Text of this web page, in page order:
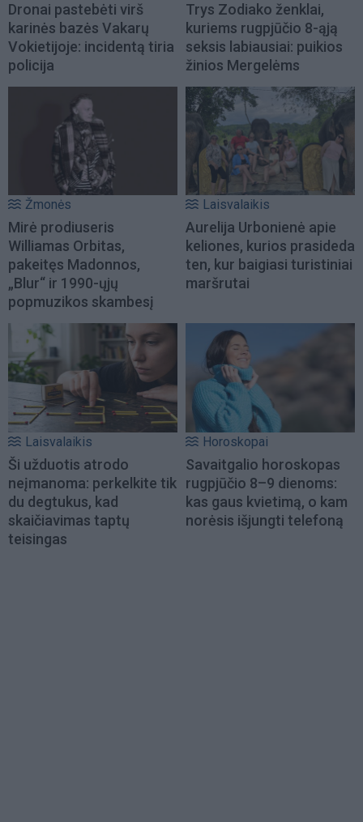
Dronai pastebėti virš
karinės bazės Vakarų
Vokietijoje: incidentą tiria
policija
Trys Zodiako ženklai,
kuriems rugpjūčio 8-ąją
seksis labiausiai: puikios
žinios Mergelėms
Žmonės
Mirė prodiuseris
Williamas Orbitas,
pakeitęs Madonnos,
„Blur“ ir 1990-ųjų
popmuzikos skambesį
Laisvalaikis
Aurelija Urbonienė apie
keliones, kurios prasideda
ten, kur baigiasi turistiniai
maršrutai
Laisvalaikis
Ši užduotis atrodo
neįmanoma: perkelkite tik
du degtukus, kad
skaičiavimas taptų
teisingas
Horoskopai
Savaitgalio horoskopas
rugpjūčio 8–9 dienoms:
kas gaus kvietimą, o kam
norėsis išjungti telefoną